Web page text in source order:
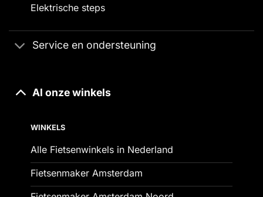
Elektrische steps
Service en ondersteuning
Al onze winkels
WINKELS
Alle Fietsenwinkels in Nederland
Fietsenmaker Amsterdam